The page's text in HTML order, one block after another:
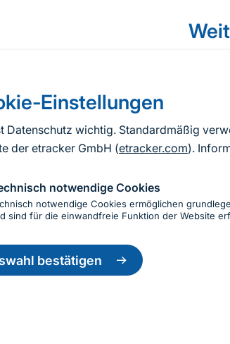
Einstellungen
Datenschutz wichtig. Standardmäßig
der etracker GmbH (etracker.com).
notwendige Cookies
notwendige Cookies ermöglichen
sind für die einwandfreie Funktion der Website
bestätigen
Einwilligung
zurückziehen
zur Seite